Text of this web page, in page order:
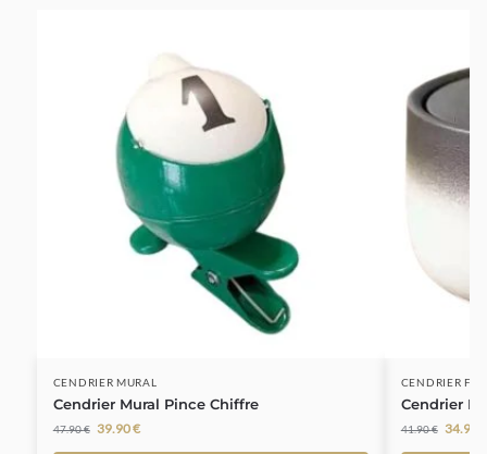
CENDRIER MURAL
Cendrier Mural Pince Chiffre
47.90€ 39.90€
CENDRIER
Cendrier
41.90€ 34.90